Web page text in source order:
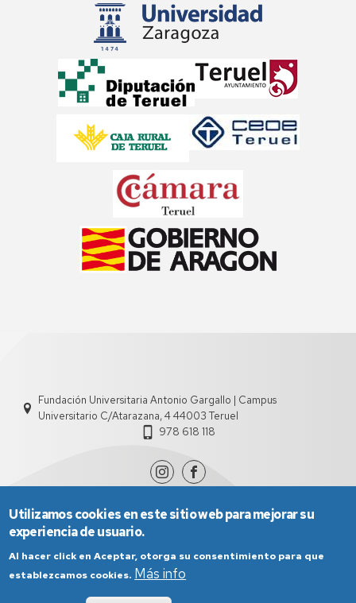
Fundación Universitaria Antonio Gargallo | Campus
Universitario C/Atarazana, 4 44003 Teruel
978 618 118
Utilizamos cookies en este sitio web para mejorar su
experiencia de usuario.
Al hacer click en Aceptar, otorga su consentimiento para que
establezcamos cookies. Más info